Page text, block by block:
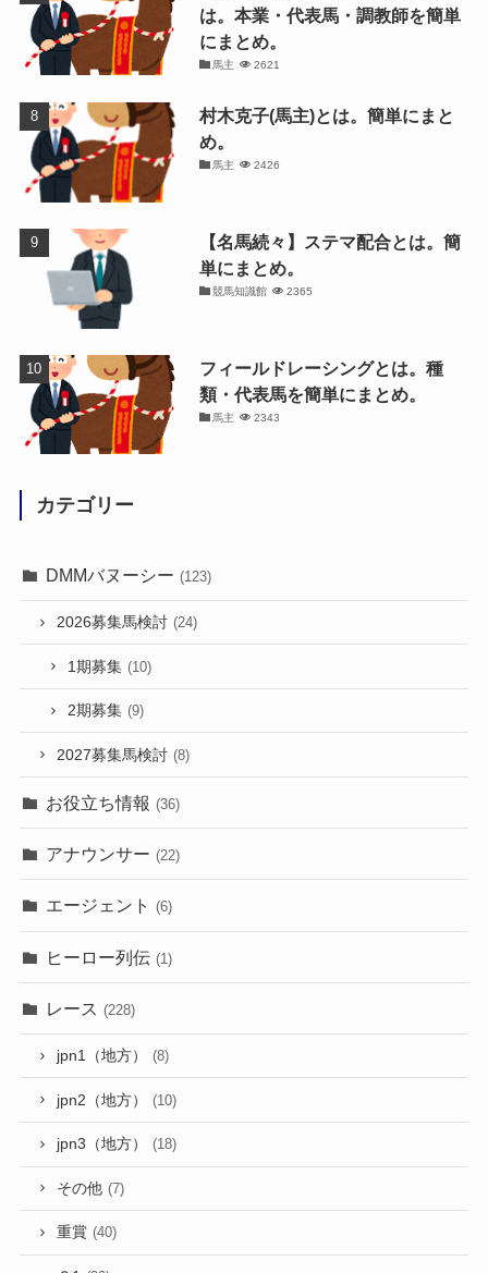
は。本業・代表馬・調教師を簡単
にまとめ。
馬主 2621
村木克子(馬主)とは。簡単にまと
め。
馬主 2426
【名馬続々】ステマ配合とは。簡
単にまとめ。
競馬知識館 2365
フィールドレーシングとは。種
類・代表馬を簡単にまとめ。
馬主 2343
カテゴリー
DMMバヌーシー (123)
2026募集馬検討 (24)
1期募集 (10)
2期募集 (9)
2027募集馬検討 (8)
お役立ち情報 (36)
アナウンサー (22)
エージェント (6)
ヒーロー列伝 (1)
レース (228)
jpn1（地方） (8)
jpn2（地方） (10)
jpn3（地方） (18)
その他 (7)
重賞 (40)